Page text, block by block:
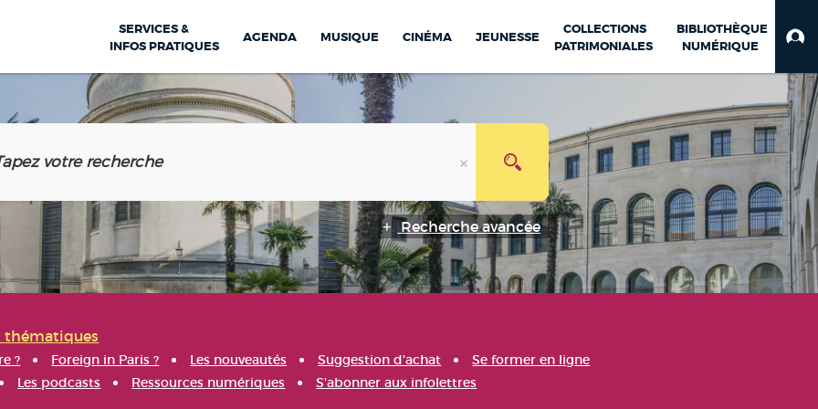
SERVICES &
INFOS PRATIQUES
AGENDA MUSIQUE CINÉMA JEUNESSE
COLLECTIONS
PATRIMONIALES
BIBLIOTHÈQUE
NUMÉRIQUE
Recherche avancée
thématiques
? Foreign in Paris ? Les nouveautés Suggestion d'achat
Se former en ligne
Les podcasts Ressources numériques S'abonner aux infolettres